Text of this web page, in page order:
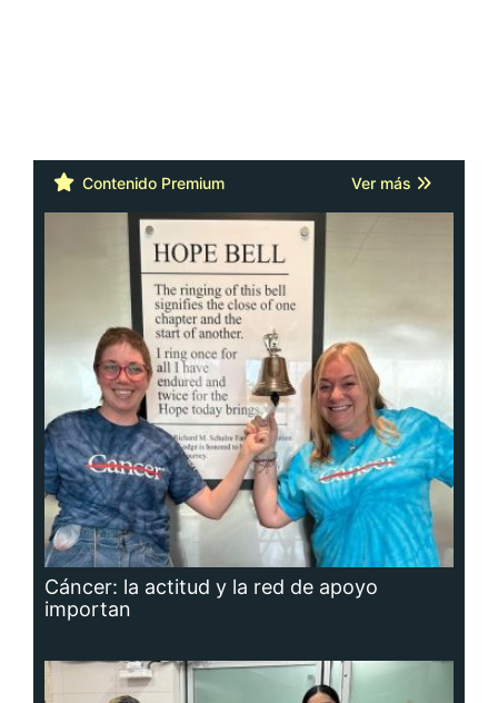
Contenido Premium Ver más
Cáncer: la actitud y la red de apoyo
importan